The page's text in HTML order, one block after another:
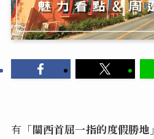
有 「關西首屈一指的度假勝地」